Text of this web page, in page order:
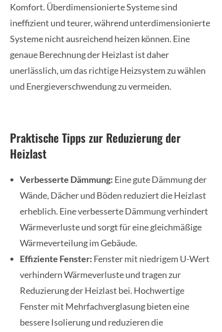
Komfort. Überdimensionierte Systeme sind
ineffizient und teurer, während unterdimensionierte
Systeme nicht ausreichend heizen können. Eine
genaue Berechnung der Heizlast ist daher
unerlässlich, um das richtige Heizsystem zu wählen
und Energieverschwendung zu vermeiden.
Praktische Tipps zur Reduzierung der
Heizlast
Verbesserte Dämmung: Eine gute Dämmung der
Wände, Dächer und Böden reduziert die Heizlast
erheblich. Eine verbesserte Dämmung verhindert
Wärmeverluste und sorgt für eine gleichmäßige
Wärmeverteilung im Gebäude.
Effiziente Fenster: Fenster mit niedrigem U-Wert
verhindern Wärmeverluste und tragen zur
Reduzierung der Heizlast bei. Hochwertige
Fenster mit Mehrfachverglasung bieten eine
bessere Isolierung und reduzieren die